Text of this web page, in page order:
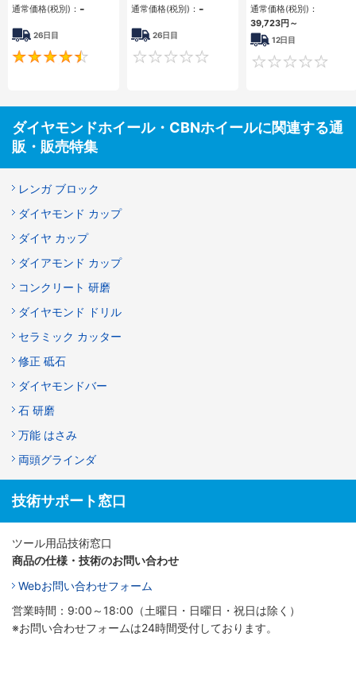
通常価格(税別)： -
26日目
4.5
通常価格(税別)： -
26日目
0
通常価格(税別)：
39,723円 ～
12日目
ダイヤモンドホイール・CBNホイールに関連する通
販・販売特集
レンガ ブロック
ダイヤモンド カップ
ダイヤ カップ
ダイアモンド カップ
コンクリート 研磨
ダイヤモンド ドリル
セラミック カッター
修正 砥石
ダイヤモンドバー
石 研磨
万能 はさみ
両頭グラインダ
技術サポート窓口
ツール用品技術窓口
商品の仕様・技術のお問い合わせ
Webお問い合わせフォーム
営業時間：9:00～18:00（土曜日・日曜日・祝日は除く）
※お問い合わせフォームは24時間受付しております。